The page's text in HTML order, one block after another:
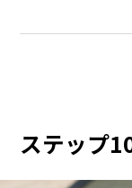
ステップ